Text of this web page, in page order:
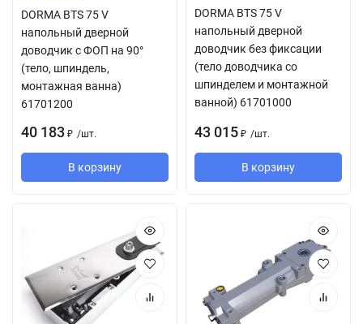
DORMA BTS 75 V
напольный дверной
доводчик с ФОП на 90°
(тело, шпиндель,
монтажная ванна)
61701200
40 183 ₽ /шт.
В корзину
DORMA BTS 75 V
напольный дверной
доводчик без фиксации
(тело доводчика со
шпинделем и монтажной
ванной) 61701000
43 015 ₽ /шт.
В корзину